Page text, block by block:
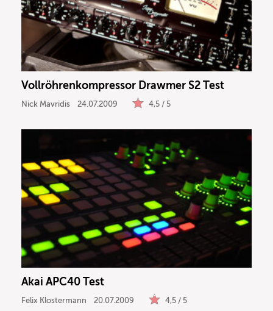
Vollröhrenkompressor Drawmer S2 Test
Nick Mavridis 24.07.2009 4,5 / 5
Akai APC40 Test
Felix Klostermann 20.07.2009 4,5 / 5